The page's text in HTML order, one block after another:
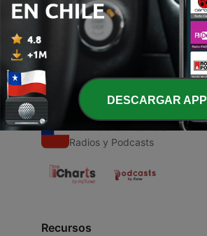
1 - Quijote Talks
16 dic. 2020
Radios y Podcasts
Recursos
DESCARGAR APP